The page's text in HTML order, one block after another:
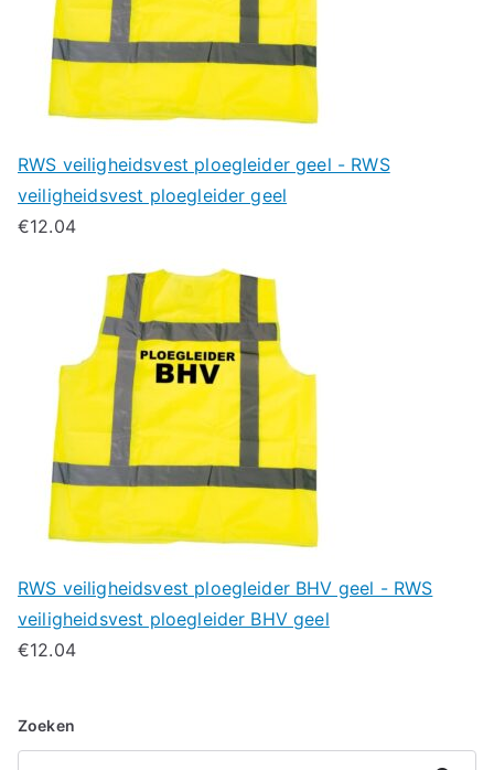
RWS veiligheidsvest ploegleider geel - RWS
veiligheidsvest ploegleider geel
€12.04
RWS veiligheidsvest ploegleider BHV geel - RWS
veiligheidsvest ploegleider BHV geel
€12.04
Zoeken